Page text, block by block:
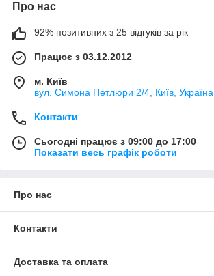
Про нас
92% позитивних з 25 відгуків за рік
Працює з 03.12.2012
м. Київ
вул. Симона Петлюри 2/4, Київ, Україна
Контакти
Сьогодні працює з 09:00 до 17:00
Показати весь графік роботи
Про нас
Контакти
Доставка та оплата